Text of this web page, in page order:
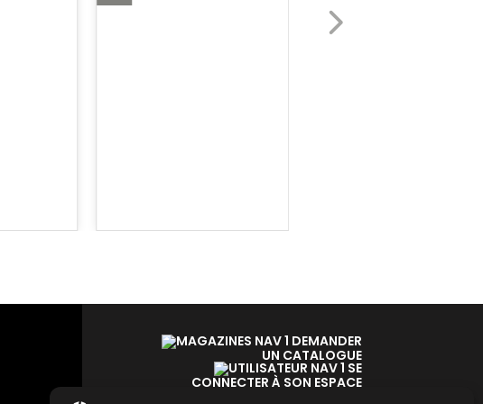
SANGLE DYNATEC
8 MM
DEMANDER
UN CATALOGUE
SE
CONNECTER À SON ESPACE